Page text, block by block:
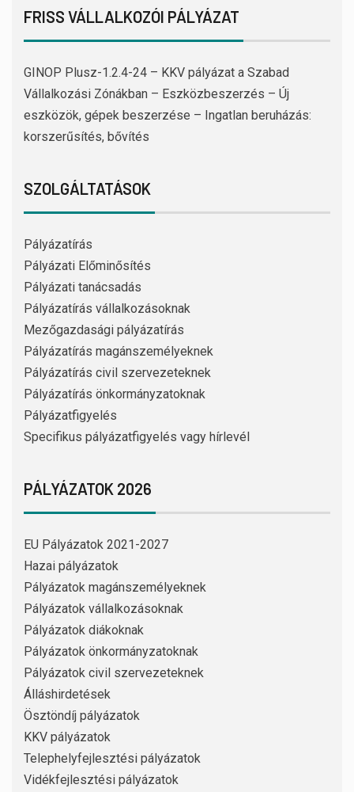
FRISS VÁLLALKOZÓI PÁLYÁZAT
GINOP Plusz-1.2.4-24 – KKV pályázat a Szabad
Vállalkozási Zónákban – Eszközbeszerzés – Új
eszközök, gépek beszerzése – Ingatlan beruházás:
korszerűsítés, bővítés
SZOLGÁLTATÁSOK
Pályázatírás
Pályázati Előminősítés
Pályázati tanácsadás
Pályázatírás vállalkozásoknak
Mezőgazdasági pályázatírás
Pályázatírás magánszemélyeknek
Pályázatírás civil szervezeteknek
Pályázatírás önkormányzatoknak
Pályázatfigyelés
Specifikus pályázatfigyelés vagy hírlevél
PÁLYÁZATOK 2026
EU Pályázatok 2021-2027
Hazai pályázatok
Pályázatok magánszemélyeknek
Pályázatok vállalkozásoknak
Pályázatok diákoknak
Pályázatok önkormányzatoknak
Pályázatok civil szervezeteknek
Álláshirdetések
Ösztöndíj pályázatok
KKV pályázatok
Telephelyfejlesztési pályázatok
Vidékfejlesztési pályázatok